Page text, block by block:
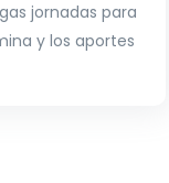
jornadas para
y los aportes